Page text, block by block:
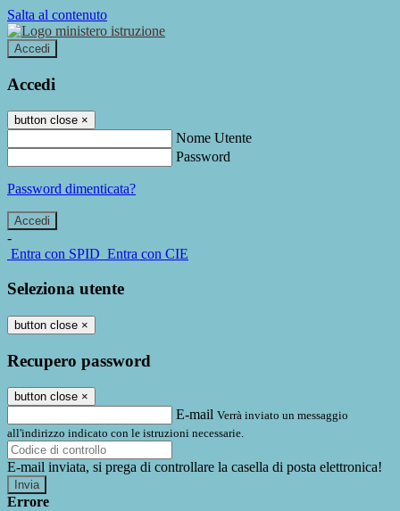
Salta al contenuto
Accedi
Accedi
button close ×
Nome Utente
Password
Password dimenticata?
-
Entra con SPID Entra con CIE
Seleziona utente
button close ×
Recupero password
button close ×
E-mail Verrà inviato un messaggio
all'indirizzo indicato con le istruzioni necessarie.
E-mail inviata, si prega di controllare la casella di posta elettronica!
Errore